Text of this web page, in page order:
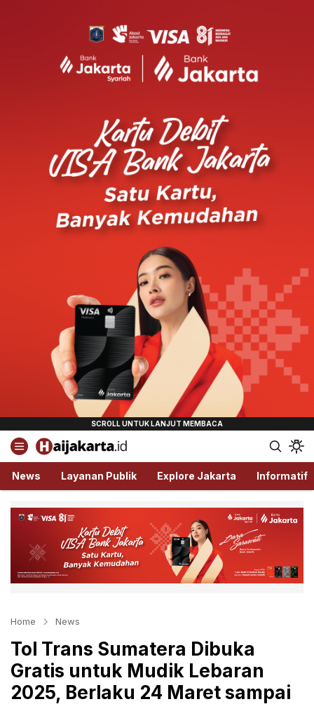
Haijakarta.id
Semua Tentang Jakarta Ada Disini!
News Layanan Publik Explore Jakarta Informatif
Home News
Tol Trans Sumatera Dibuka
Gratis untuk Mudik Lebaran
2025, Berlaku 24 Maret sampai